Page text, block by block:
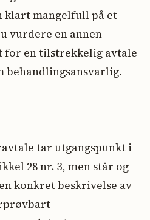
klart mangelfull på et
vurdere en annen
for en tilstrekkelig avtale
behandlingsansvarlig.
tar utgangspunkt i
28 nr. 3, men står og
konkret beskrivelse av